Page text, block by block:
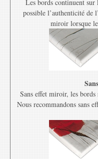
Les bords continuent
possible l’authenticité de
miroir lorsque
Sans effet miroir, les
Nous recommandons sans